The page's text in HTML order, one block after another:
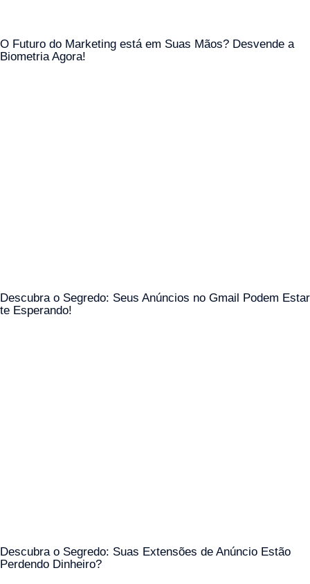
O Futuro do Marketing está em Suas Mãos? Desvende a
Biometria Agora!
Descubra o Segredo: Seus Anúncios no Gmail Podem Estar
te Esperando!
Descubra o Segredo: Suas Extensões de Anúncio Estão
Perdendo Dinheiro?